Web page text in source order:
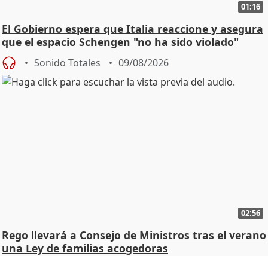
01:16
El Gobierno espera que Italia reaccione y asegura
que el espacio Schengen "no ha sido violado"
Sonido Totales 09/08/2026
02:56
Rego llevará a Consejo de Ministros tras el verano
una Ley de familias acogedoras